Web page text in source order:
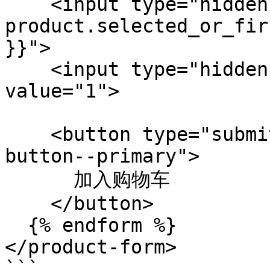
}}">
value="1">
button--primary">
</product-form>
```